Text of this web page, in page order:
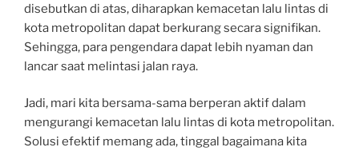
disebutkan di atas, diharapkan kemacetan lalu lintas di
kota metropolitan dapat berkurang secara signifikan.
Sehingga, para pengendara dapat lebih nyaman dan
lancar saat melintasi jalan raya.
Jadi, mari kita bersama-sama berperan aktif dalam
mengurangi kemacetan lalu lintas di kota metropolitan.
Solusi efektif memang ada, tinggal bagaimana kita